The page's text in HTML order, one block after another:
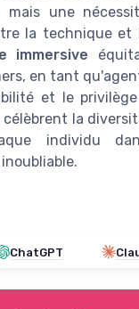
une
la technique et
immersive
en tant
et le
célèbrent la
individu
ChatGPT